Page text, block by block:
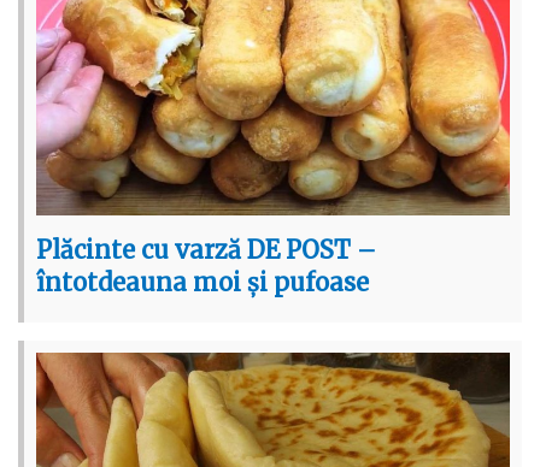
Plăcinte cu varză DE POST –
întotdeauna moi și pufoase